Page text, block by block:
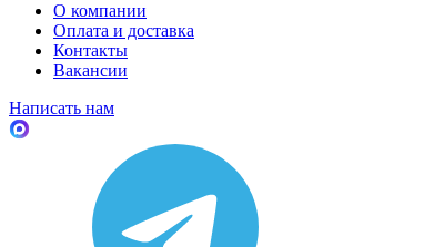
О компании
Оплата и доставка
Контакты
Вакансии
Написать нам